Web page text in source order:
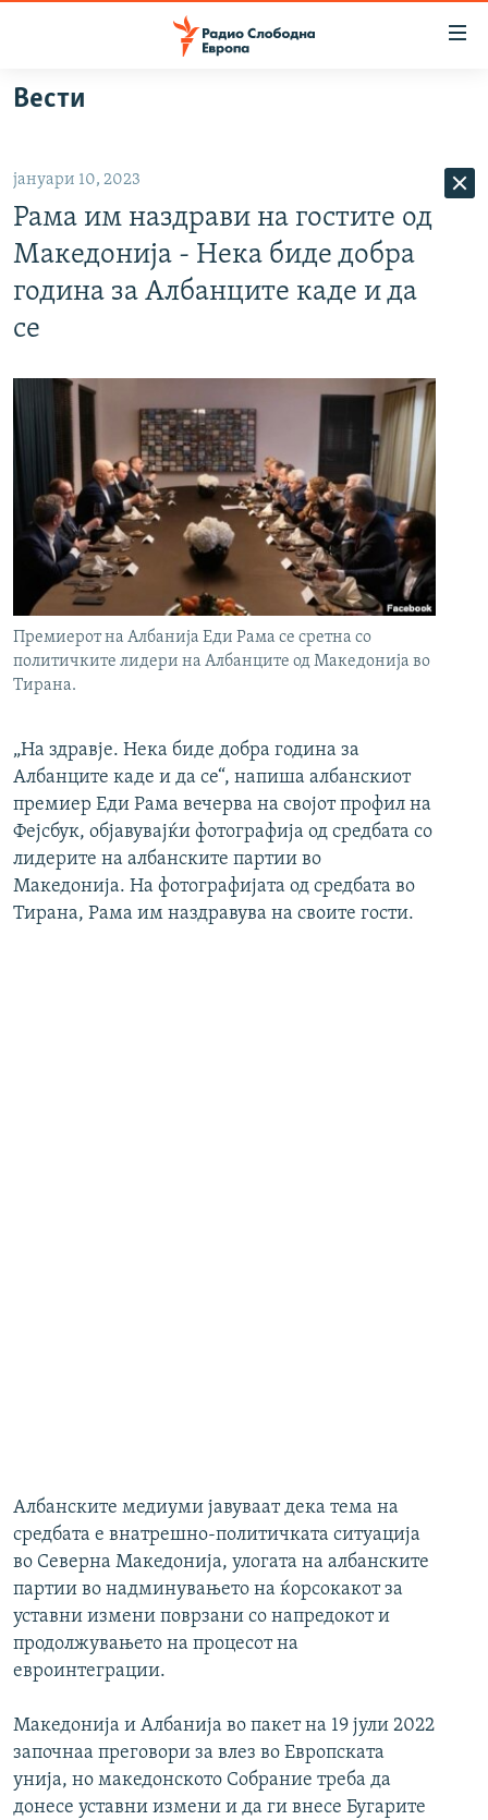
Оди
на
Оди
на
главната
навигација
на
пребарување
ВИЗУЕЛНО
ШТО ТРЕБА ДА ЗНАЕТЕ
СЛЕДЕТЕ НЕ
РСЕ веб страници
Вести
јануари 10, 2023
Рама им наздрави на гостите од
Македонија - Нека биде добра
година за Албанците каде и да
се
Премиерот на Албанија Еди Рама се сретна со
политичките лидери на Албанците од Македонија во
Тирана.
„На здравје. Нека биде добра година за
Албанците каде и да се“, напиша албанскиот
премиер Еди Рама вечерва на својот профил на
Фејсбук, објавувајќи фотографија од средбата со
лидерите на албанските партии во
Македонија. На фотографијата од средбата во
Тирана, Рама им наздравува на своите гости.
Албанските медиуми јавуваат дека тема на
средбата е внатрешно-политичката ситуација
во Северна Македонија, улогата на албанските
партии во надминувањето на ќорсокакот за
уставни измени поврзани со напредокот и
продолжувањето на процесот на
евроинтеграции.
Македонија и Албанија во пакет на 19 јули 2022
започнаа преговори за влез во Европската
унија, но македонското Собрание треба да
донесе уставни измени и да ги внесе Бугарите